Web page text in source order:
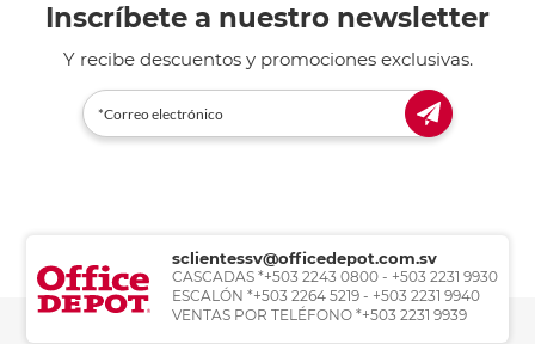
Inscríbete a nuestro newsletter
Y recibe descuentos y promociones exclusivas.
sclientessv@officedepot.com.sv
CASCADAS *+503 2243 0800 - +503 2231 9930
ESCALÓN *+503 2264 5219 - +503 2231 9940
VENTAS POR TELÉFONO *+503 2231 9939